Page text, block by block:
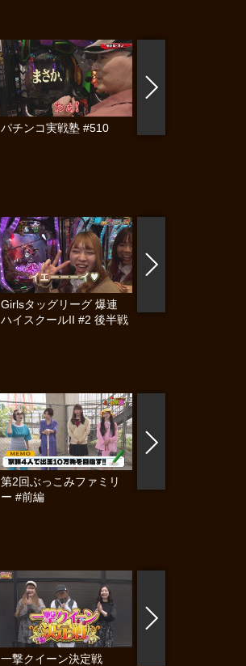
パチンコ実戦塾 #510
Girlsタッグリーグ 爆連
ハイスクールII #2 後半戦
第2回ぶっこみファミリ
ー #前編
一撃クイーン決定戦